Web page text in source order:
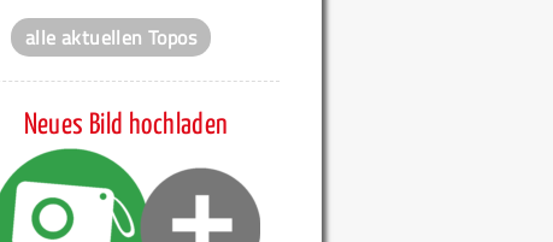
alle aktuellen Topos
Neues Bild hochladen